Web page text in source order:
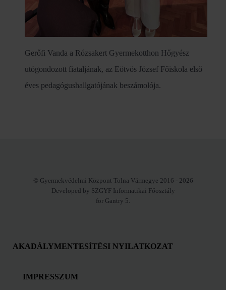
Gerőfi Vanda a Rózsakert Gyermekotthon Hőgyész
utógondozott fiataljának, az Eötvös József Főiskola első
éves pedagógushallgatójának beszámolója.
© Gyermekvédelmi Központ Tolna Vármegye 2016 - 2026
Developed by SZGYF Informatikai Főosztály
for Gantry 5.
AKADÁLYMENTESÍTÉSI NYILATKOZAT
IMPRESSZUM